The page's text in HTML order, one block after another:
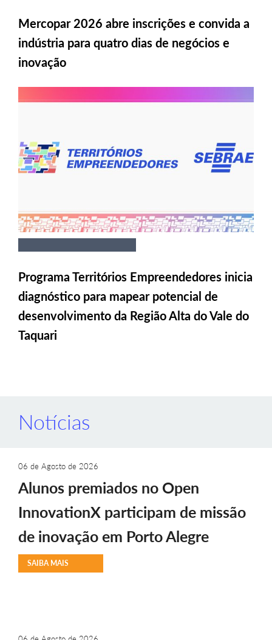
Mercopar 2026 abre inscrições e convida a
indústria para quatro dias de negócios e
inovação
Programa Territórios Empreendedores inicia
diagnóstico para mapear potencial de
desenvolvimento da Região Alta do Vale do
Taquari
Notícias
06 de Agosto de 2026
Alunos premiados no Open
InnovationX participam de missão
de inovação em Porto Alegre
SAIBA MAIS